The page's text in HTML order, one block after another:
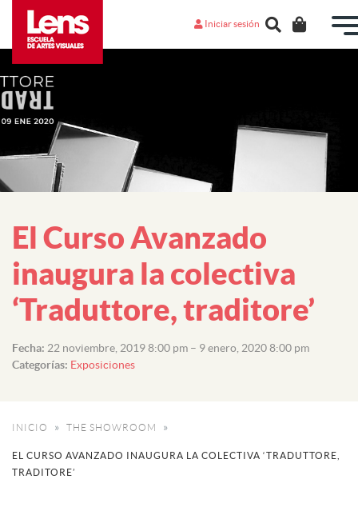
Iniciar sesión
El Curso Avanzado
inaugura la colectiva
‘Traduttore, traditore’
Fecha: 22 noviembre, 2019 8:00 pm – 9 enero, 2020 8:00 pm
Categorías: Exposiciones
INICIO THE SHOWROOM
EL CURSO AVANZADO INAUGURA LA COLECTIVA ‘TRADUTTORE,
TRADITORE’